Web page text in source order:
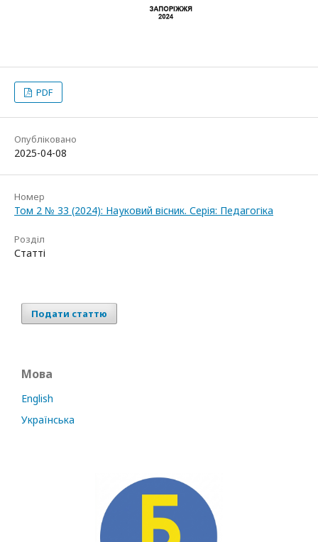
PDF
Опубліковано
2025-04-08
Номер
Том 2 № 33 (2024): Науковий вісник. Серія: Педагогіка
Розділ
Статті
Подати статтю
Мова
English
Українська